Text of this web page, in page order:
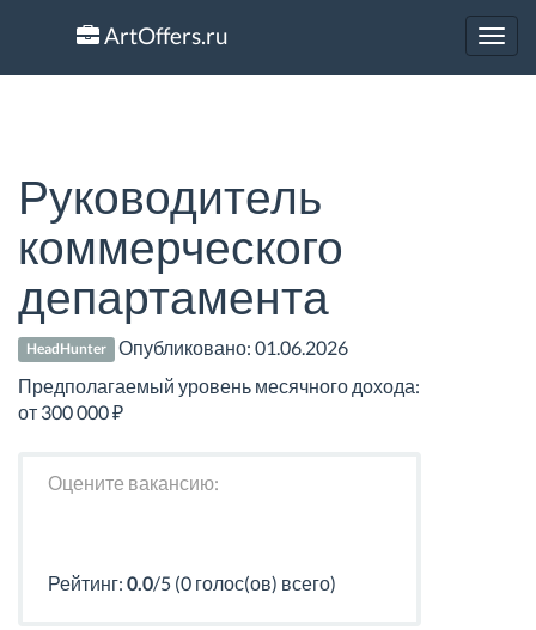
ArtOffers.ru
Руководитель
коммерческого
департамента
HeadHunter Опубликовано:01.06.2026
Предполагаемый уровень месячного дохода:
от 300 000 ₽
Оцените вакансию:
Рейтинг: 0.0/5 (0 голос(ов) всего)